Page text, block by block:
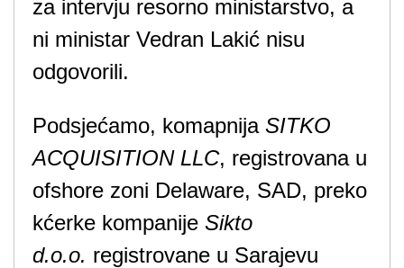
za intervju resorno ministarstvo, a
ni ministar Vedran Lakić nisu
odgovorili.
Podsjećamo, komapnija SITKO
ACQUISITION LLC, registrovana u
ofshore zoni Delaware, SAD, preko
kćerke kompanije Sikto
d.o.o. registrovane u Sarajevu